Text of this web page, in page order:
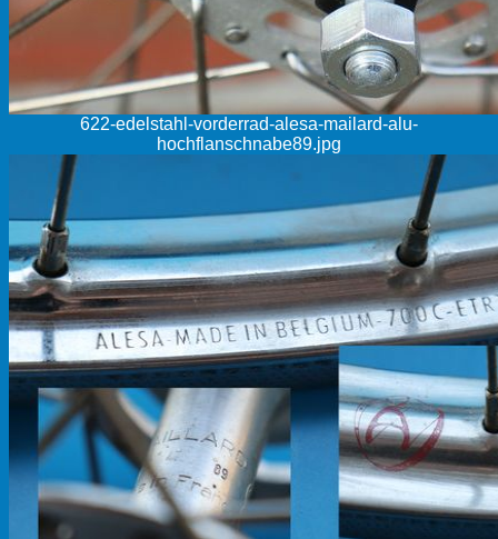
622-edelstahl-vorderrad-alesa-mailard-alu-
hochflanschnabe89.jpg